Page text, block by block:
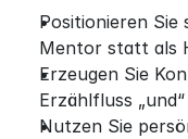
Positionieren Sie
Mentor statt als
Erzeugen Sie
Erzählfluss
Nutzen Sie